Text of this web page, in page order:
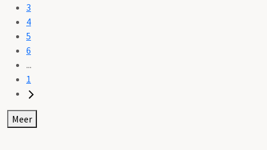
3
4
5
6
...
1
Meer